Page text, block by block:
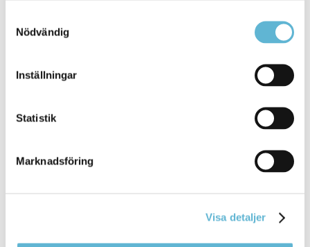
Nödvändig
Inställningar
Statistik
Marknadsföring
Visa detaljer
Bromölla Kommun
28 November 2025
Tisdagen den 25 november gästades Bromölla